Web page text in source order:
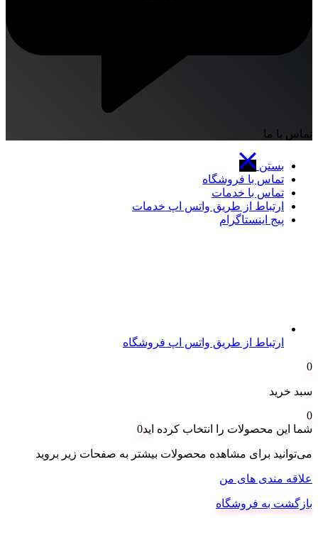
تماس با ما
بستن
تماس با فروشگاه
تماس با خدمات
ارتباط از طریق واتس اپ خدمات
پیج اینستاگرام
ارتباط از طریق واتس اپ فروشگاه
0
سبد خرید
0
شما این محصولات را انتخاب کرده اید0
می‌توانید برای مشاهده محصولات بیشتر به صفحات زیر بروید
علاقه مندی های من
بازگشت به فروشگاه